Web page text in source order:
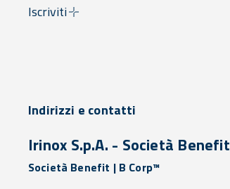
Iscriviti
Indirizzi e contatti
Irinox S.p.A. - Società Benefit
Società Benefit | B Corp™